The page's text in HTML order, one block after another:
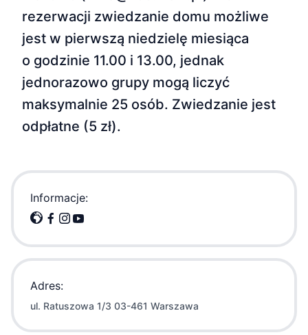
rezerwacji zwiedzanie domu możliwe
jest w pierwszą niedzielę miesiąca
o godzinie 11.00 i 13.00, jednak
jednorazowo grupy mogą liczyć
maksymalnie 25 osób. Zwiedzanie jest
odpłatne (5 zł).
Informacje:
Adres:
ul. Ratuszowa 1/3 03-461 Warszawa